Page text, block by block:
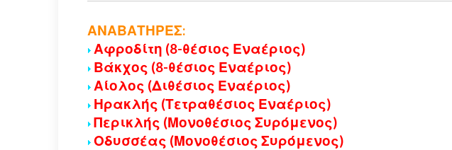
ΑΝΑΒΑΤΗΡΕΣ:
Αφροδίτη (8-θέσιος Εναέριος)
Βάκχος (8-θέσιος Εναέριος)
Αίολος (Διθέσιος Εναέριος)
Ηρακλής (Τετραθέσιος Εναέριος)
Περικλής (Μονοθέσιος Συρόμενος)
Οδυσσέας (Μονοθέσιος Συρόμενος)